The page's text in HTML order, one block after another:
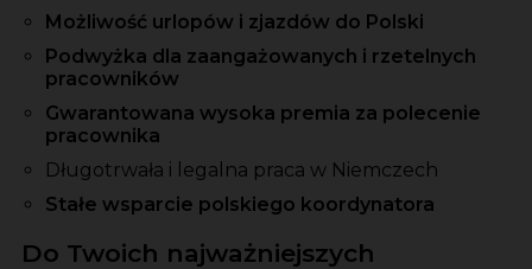
Możliwość urlopów i zjazdów do Polski
Podwyżka dla zaangażowanych i rzetelnych
pracowników
Gwarantowana wysoka premia za polecenie
pracownika
Długotrwała i legalna praca w Niemczech
Stałe wsparcie polskiego koordynatora
Do Twoich najważniejszych